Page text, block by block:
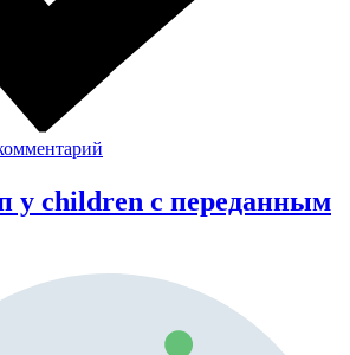
у children с переданным